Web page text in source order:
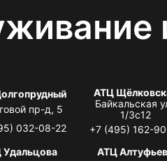
пр-д, 5
032-08-22
АТЦ
Байкальская
1/3с12
+7 (495) 162-
Удальцова
АТЦ